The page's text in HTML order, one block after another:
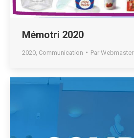
Mémotri 2020
2020 Communication Par Webmaster